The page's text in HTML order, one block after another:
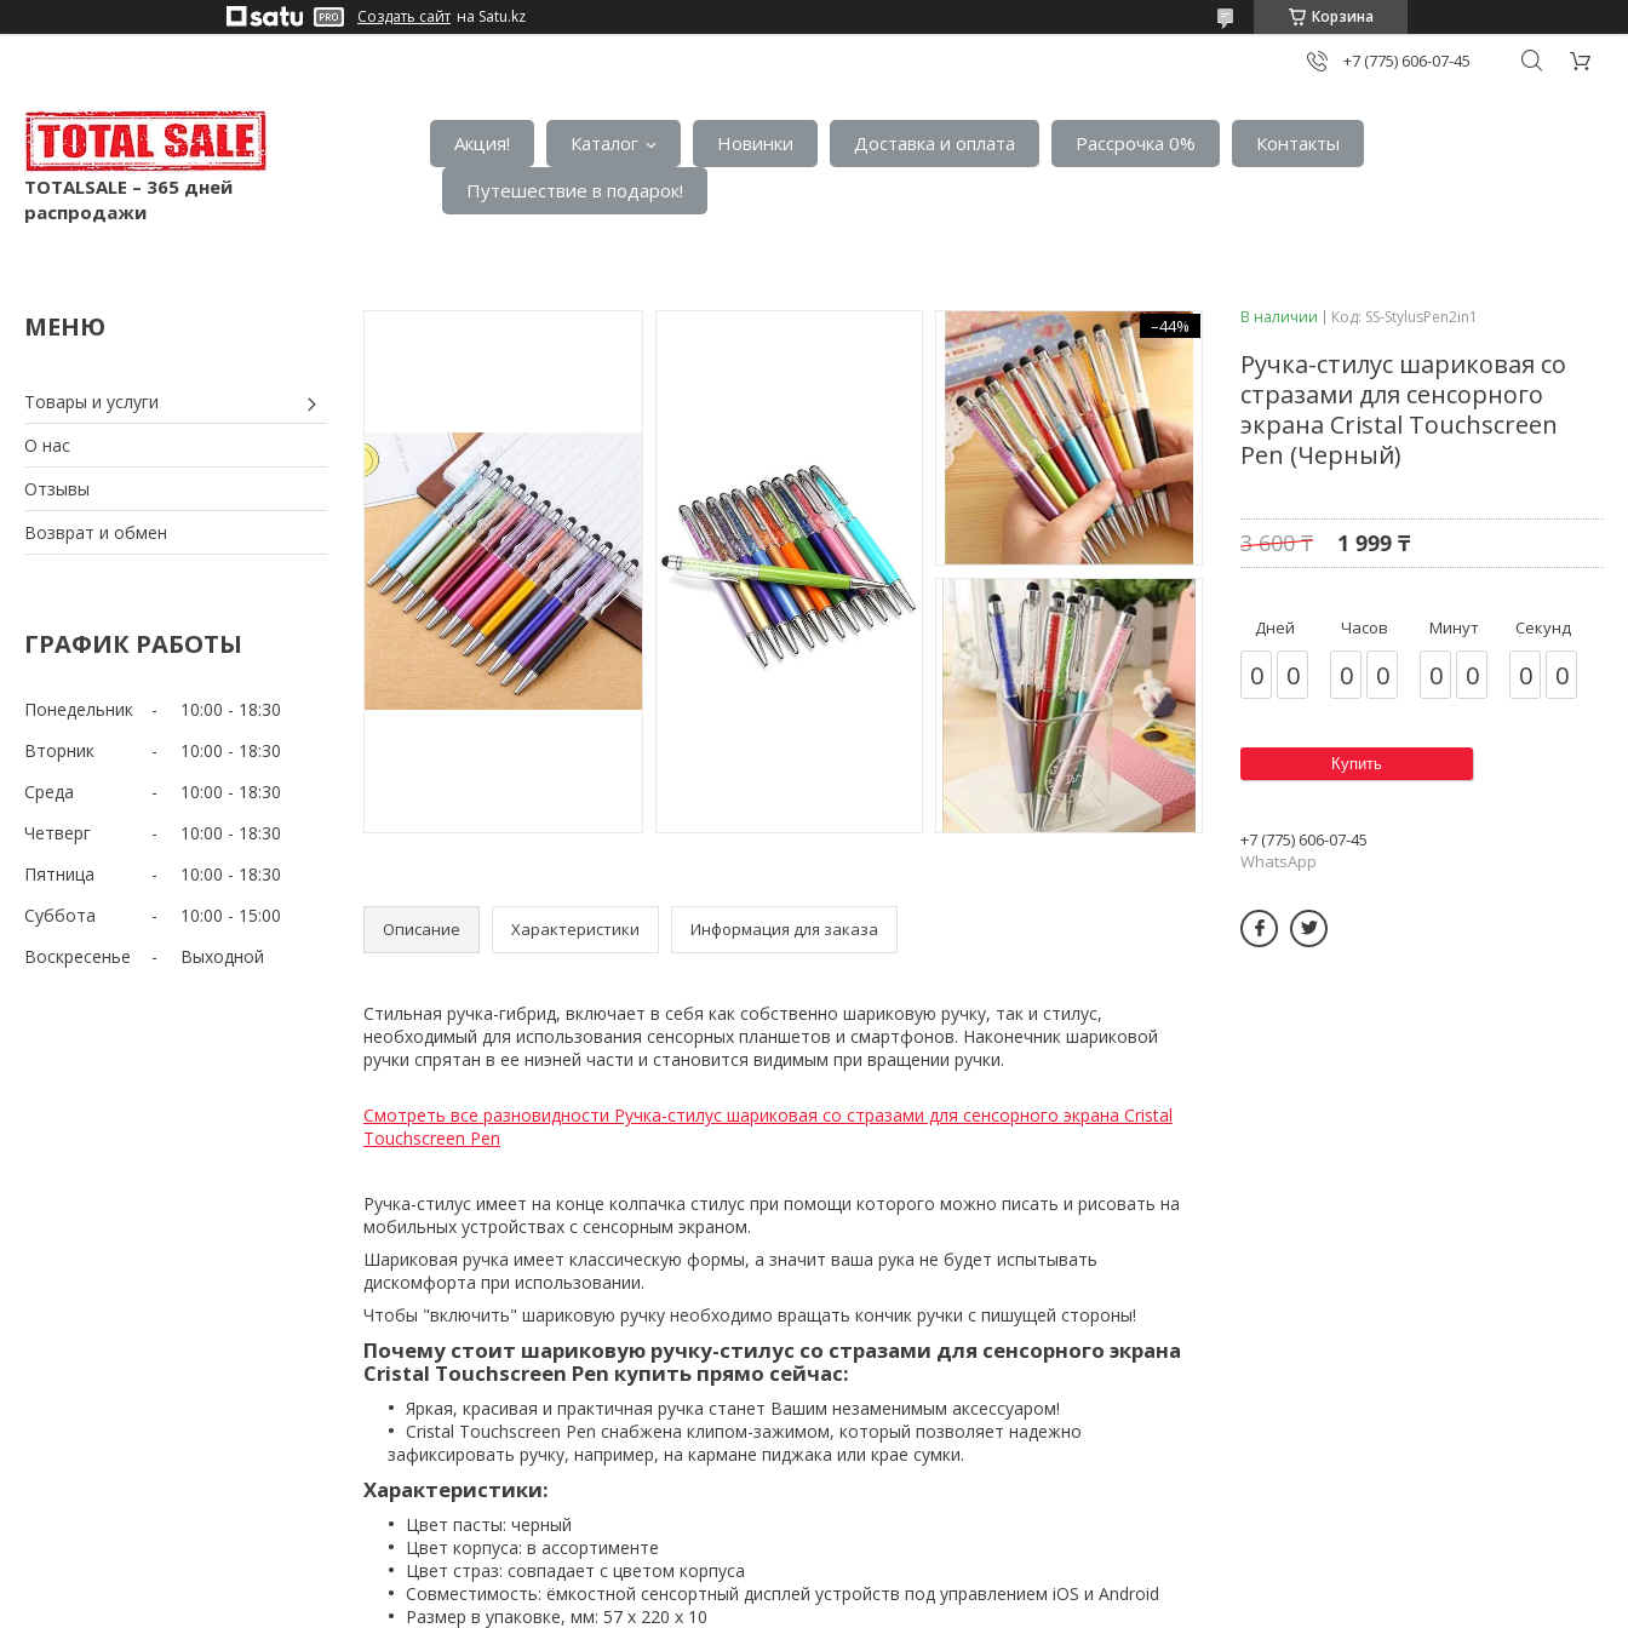
Создать сайт на Satu.kz Корзина
+7 (775) 606-07-45
TOTALSALE – 365 дней
распродажи
Акция! Каталог Новинки Доставка и оплата Рассрочка 0%
Контакты
Путешествие в подарок!
Товары и услуги
О нас
Отзывы
Возврат и обмен
ГРАФИК РАБОТЫ
Понедельник 10:00
18:30
Вторник
10:00
18:30
Среда
10:00
18:30
Четверг
10:00
18:30
Пятница
10:00
18:30
Суббота
10:00
15:00
Воскресенье
Выходной
–44%
Описание Характеристики Информация для заказа
Стильная ручка-гибрид, включает в себя как собственно шариковую ручку, так и стилус,
необходимый для использования сенсорных планшетов и смартфонов. Наконечник шариковой
ручки спрятан в ее ниэней части и становится видимым при вращении ручки.
Смотреть все разновидности Ручка-стилус шариковая со стразами для сенсорного экрана Cristal
Touchscreen Pen
Ручка-стилус имеет на конце колпачка стилус при помощи которого можно писать и рисовать на
мобильных устройствах с сенсорным экраном.
Шариковая ручка имеет классическую формы, а значит ваша рука не будет испытывать
дискомфорта при использовании.
Чтобы "включить" шариковую ручку необходимо вращать кончик ручки с пишущей стороны!
Почему стоит шариковую ручку-стилус со стразами для сенсорного экрана
Cristal Touchscreen Pen купить прямо сейчас:
Яркая, красивая и практичная ручка станет Вашим незаменимым аксессуаром!
Cristal Touchscreen Pen снабжена клипом-зажимом, который позволяет надежно
зафиксировать ручку, например, на кармане пиджака или крае сумки.
Характеристики:
Цвет пасты: черный
Цвет корпуса: в ассортименте
Цвет страз: совпадает с цветом корпуса
Совместимость: ёмкостной сенсортный дисплей устройств под управлением iOS и Android
Размер в упаковке, мм: 57 х 220 х 10
В наличии Код: SS-StylusPen2in1
Ручка-стилус шариковая со
стразами для сенсорного
экрана Cristal Touchscreen
Pen (Черный)
3 600 ₸ 1 999 ₸
Дней
0 0
Часов
0 0
Минут
0 0
Секунд
0 0
Купить
+7 (775) 606-07-45
WhatsApp